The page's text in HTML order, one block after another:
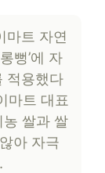
마트 자연
뻥’에 자
적용했다
마트 대표
쌀과 쌀
아 자극